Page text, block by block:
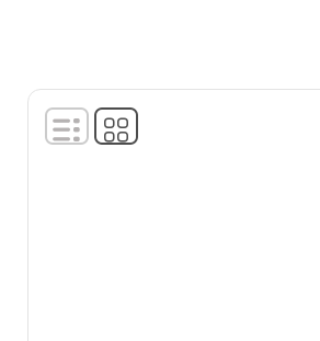
نمایش 1
- کالا از